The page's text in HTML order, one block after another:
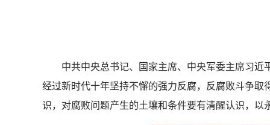
中共中央总书记、国家主席、中央军委主席习近
经过新时代十年坚持不懈的强力反腐，反腐败斗争
识，对腐败问题产生的土壤和条件要有清醒认识，